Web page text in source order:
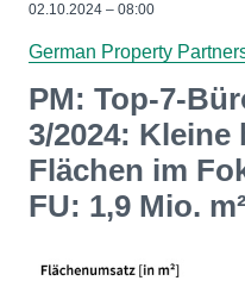
02.10.2024 – 08:00
German Property
PM: Top-7-
3/2024:
Flächen im
FU: 1,9 Mio. m²